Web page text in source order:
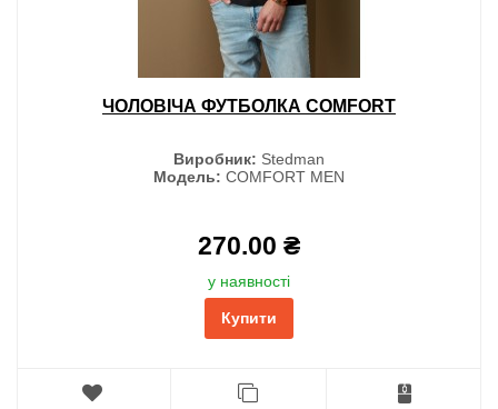
ЧОЛОВІЧА ФУТБОЛКА COMFORT
Виробник: Stedman
Модель: COMFORT MEN
270.00 ₴
у наявності
Купити